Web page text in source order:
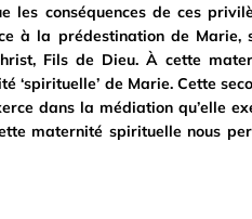
les conséquences de ces
à la prédestination de Marie,
Fils de Dieu. À cette
‘spirituelle’ de Marie. Cette
dans la médiation qu’elle
maternité spirituelle nous